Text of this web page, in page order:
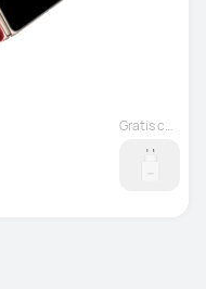
Gratis cadeau